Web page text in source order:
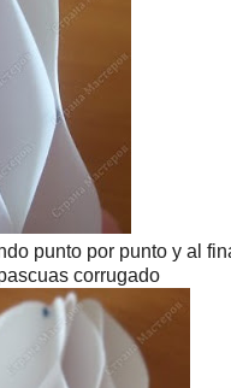
punto por punto y al
corrugado